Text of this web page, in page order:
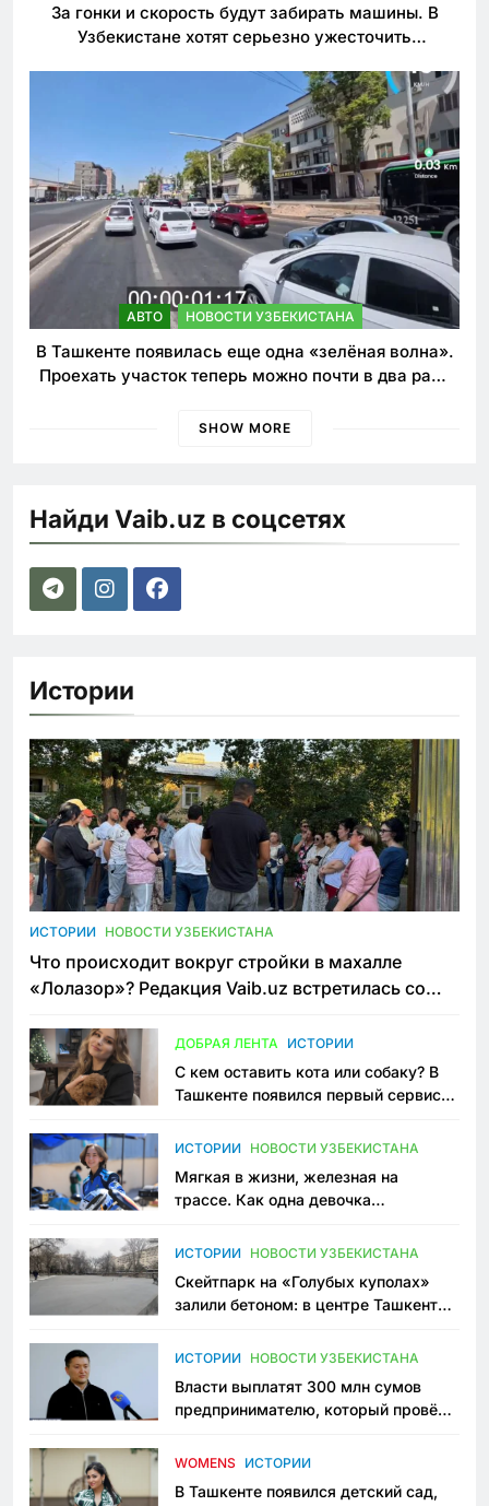
За гонки и скорость будут забирать машины. В
Узбекистане хотят серьезно ужесточить
АВТО НОВОСТИ УЗБЕКИСТАНА
В Ташкенте появилась еще одна «зелёная волна».
Проехать участок теперь можно почти в два раза
SHOW MORE
Найди Vaib.uz в соцсетях
Истории
ИСТОРИИ НОВОСТИ УЗБЕКИСТАНА
Что происходит вокруг стройки в махалле
«Лолазор»? Редакция Vaib.uz встретилась со
ДОБРАЯ ЛЕНТА ИСТОРИИ
С кем оставить кота или собаку? В
Ташкенте появился первый сервис
ИСТОРИИ НОВОСТИ УЗБЕКИСТАНА
Мягкая в жизни, железная на
трассе. Как одна девочка
Узбекистане
ИСТОРИИ НОВОСТИ УЗБЕКИСТАНА
Скейтпарк на «Голубых куполах»
залили бетоном: в центре Ташкента
пространство
ИСТОРИИ НОВОСТИ УЗБЕКИСТАНА
Власти выплатят 300 млн сумов
предпринимателю, который провёл
приговору
WOMENS ИСТОРИИ
В Ташкенте появился детский сад,